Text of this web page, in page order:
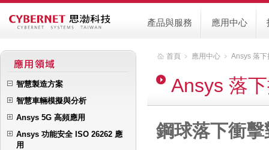
應用中心
產品與服務
智慧製造方案
智慧車輛模擬與分析
Ansys 5G 高頻應用
Ansys 功能安全 ISO 26262 應
用
首頁 ﹥ 應用中心 ﹥ Ansys 落
Ansys 落
鋼球落下衝